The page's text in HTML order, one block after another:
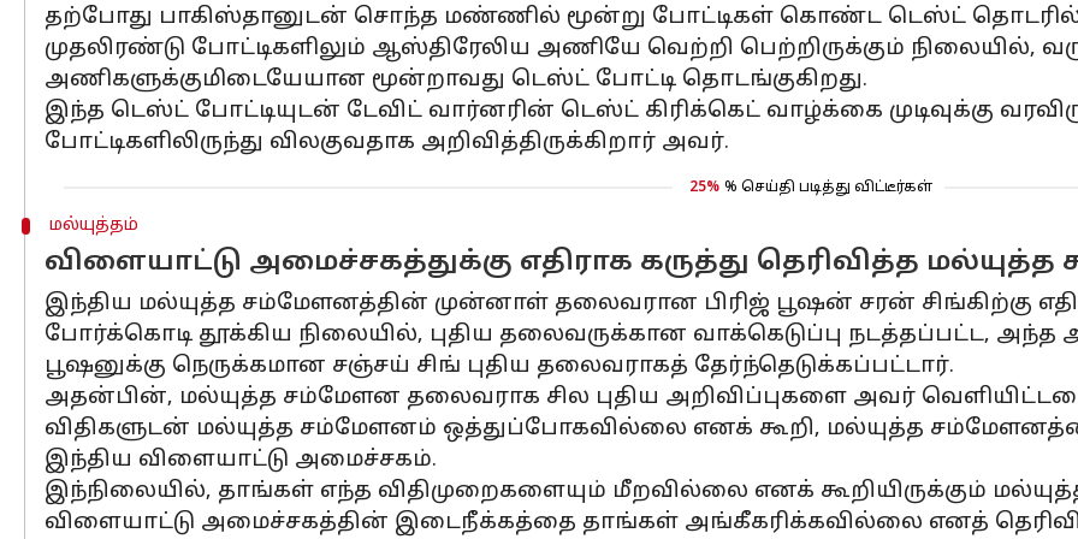
தற்போது பாகிஸ்தானுடன் சொந்த மண்ணில் மூன்று போட்டிகள் கொண்ட டெஸ்ட் தொடரில்
முதலிரண்டு போட்டிகளிலும் ஆஸ்திரேலிய அணியே வெற்றி பெற்றிருக்கும் நிலையில்,
அணிகளுக்குமிடையேயான மூன்றாவது டெஸ்ட் போட்டி தொடங்குகிறது.
இந்த டெஸ்ட் போட்டியுடன் டேவிட் வார்னரின் டெஸ்ட் கிரிக்கெட் வாழ்க்கை முடிவுக்கு
போட்டிகளிலிருந்து விலகுவதாக அறிவித்திருக்கிறார் அவர்.
25% % செய்தி படித்து விட்டீர்கள்
மல்யுத்தம்
விளையாட்டு அமைச்சகத்துக்கு எதிராக கருத்து தெரிவித்த
இந்திய மல்யுத்த சம்மேளனத்தின் முன்னாள் தலைவரான பிரிஜ் பூஷன் சரன் சிங்கிற்கு
போர்க்கொடி தூக்கிய நிலையில், புதிய தலைவருக்கான வாக்கெடுப்பு நடத்தப்பட்ட, அந்த
பூஷனுக்கு நெருக்கமான சஞ்சய் சிங் புதிய தலைவராகத் தேர்ந்தெடுக்கப்பட்டார்.
அதன்பின், மல்யுத்த சம்மேளன தலைவராக சில புதிய அறிவிப்புகளை அவர்
விதிகளுடன் மல்யுத்த சம்மேளனம் ஒத்துப்போகவில்லை எனக் கூறி, மல்யுத்த
இந்திய விளையாட்டு அமைச்சகம்.
இந்நிலையில், தாங்கள் எந்த விதிமுறைகளையும் மீறவில்லை எனக் கூறியிருக்கும்
விளையாட்டு அமைச்சகத்தின் இடைநீக்கத்தை தாங்கள் அங்கீகரிக்கவில்லை எனத்